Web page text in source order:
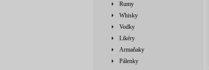
Rumy
Whisky
Vodky
Likéry
Armaňaky
Pálenky